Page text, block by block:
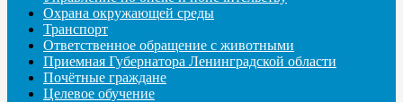
Охрана окружающей среды
Транспорт
Ответственное обращение с животными
Приемная Губернатора Ленинградской области
Почётные граждане
Целевое обучение